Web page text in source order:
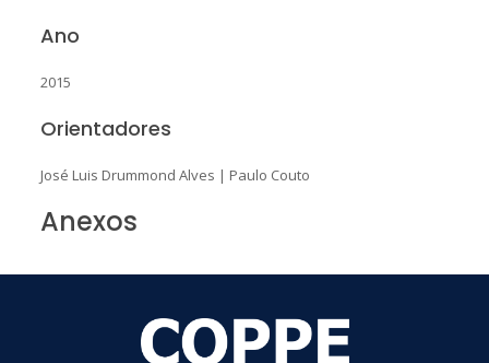
Ano
2015
Orientadores
José Luis Drummond Alves | Paulo Couto
Anexos